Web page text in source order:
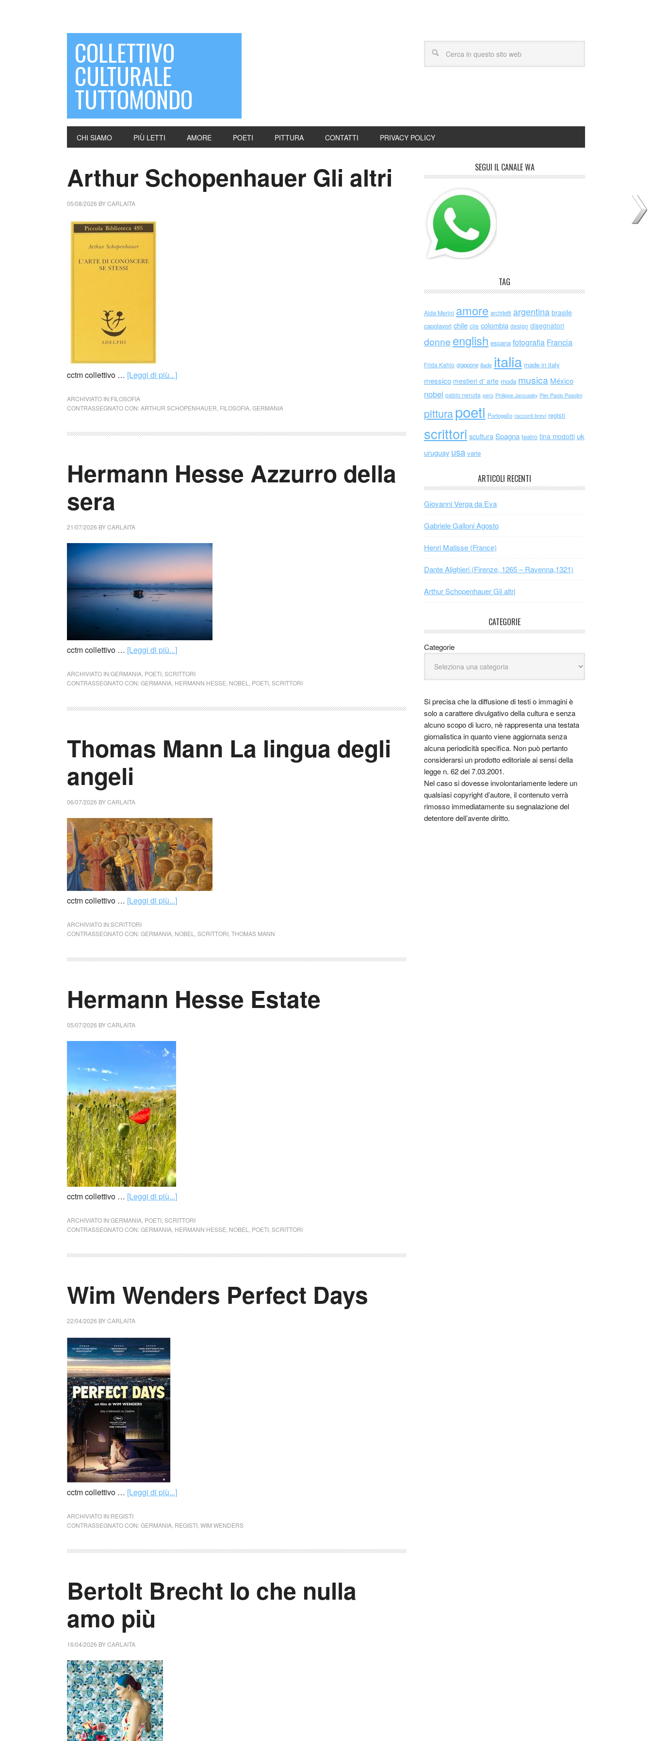
COLLETTIVO
CULTURALE
TUTTOMONDO
CHI SIAMO PIÙ LETTI AMORE POETI PITTURA CONTATTI PRIVACY POLICY
Arthur Schopenhauer Gli altri
05/08/2026 BYCARLAITA
cctm collettivo … [Leggi di più...]
ARCHIVIATO IN:FILOSOFIA
CONTRASSEGNATO CON:ARTHUR SCHOPENHAUER FILOSOFIA GERMANIA
Hermann Hesse Azzurro della
sera
21/07/2026 BYCARLAITA
cctm collettivo … [Leggi di più...]
ARCHIVIATO IN:GERMANIA POETI SCRITTORI
CONTRASSEGNATO CON:GERMANIA HERMANN HESSE NOBEL POETI SCRITTORI
Thomas Mann La lingua degli
angeli
06/07/2026 BYCARLAITA
cctm collettivo … [Leggi di più...]
ARCHIVIATO IN:SCRITTORI
CONTRASSEGNATO CON:GERMANIA NOBEL SCRITTORI THOMAS MANN
Hermann Hesse Estate
05/07/2026 BYCARLAITA
cctm collettivo … [Leggi di più...]
ARCHIVIATO IN:GERMANIA POETI SCRITTORI
CONTRASSEGNATO CON:GERMANIA HERMANN HESSE NOBEL POETI SCRITTORI
Wim Wenders Perfect Days
22/04/2026 BYCARLAITA
cctm collettivo … [Leggi di più...]
ARCHIVIATO IN:REGISTI
CONTRASSEGNATO CON:GERMANIA REGISTI WIM WENDERS
Bertolt Brecht Io che nulla
amo più
16/04/2026 BYCARLAITA
SEGUI IL CANALE WA
TAG
Alda Merini amore architetti argentina brasile
capolavori chile cile colombia design disegnatori
donne english espana fotografia Francia
Frida Kahlo giappone iliade italia made in italy
messico mestieri d' arte moda musica México
nobel pablo neruda perù Philippe Jaroussky Pier Paolo Pasolini
pitturapoeti Portogallo racconti brevi registi
scrittori scultura Spagna teatro tina modotti uk
uruguay usa varie
ARTICOLI RECENTI
Giovanni Verga da Eva
Gabriele Galloni Agosto
Henri Matisse (France)
Dante Alighieri (Firenze, 1265 – Ravenna,1321)
Arthur Schopenhauer Gli altri
CATEGORIE
Categorie
Si precisa che la diffusione di testi o immagini è
solo a carattere divulgativo della cultura e senza
alcuno scopo di lucro, nè rappresenta una testata
giornalistica in quanto viene aggiornata senza
alcuna periodicità specifica. Non può pertanto
considerarsi un prodotto editoriale ai sensi della
legge n. 62 del 7.03.2001.
Nel caso si dovesse involontariamente ledere un
qualsiasi copyright d’autore, il contenuto verrà
rimosso immediatamente su segnalazione del
detentore dell’avente diritto.